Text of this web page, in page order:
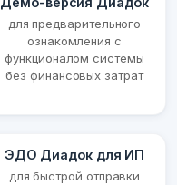
для предварительного
ознакомления с
функционалом системы
без финансовых затрат
ЭДО Диадок для ИП
для быстрой отправки